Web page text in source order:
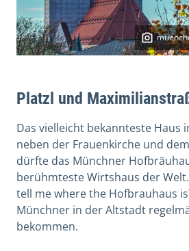
Platzl und
Das vielleicht bekannteste Haus
neben der Frauenkirche und
dürfte das Münchner
berühmteste Wirtshaus der
tell me where the Hofbrauhaus
Münchner in der Altstadt
bekommen.